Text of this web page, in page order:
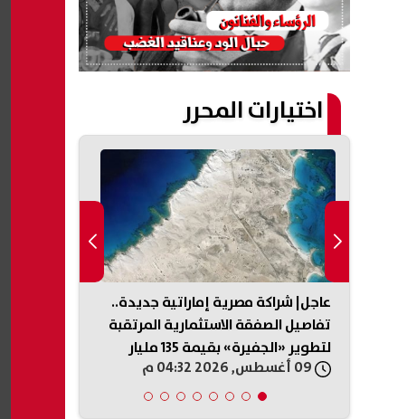
اختيارات المحرر
عاجل| شراكة مصرية إماراتية جديدة..
تفاصيل الصفقة الاستثمارية المرتقبة
لتطوير «الجفيرة» بقيمة 135 مليار
جنيه